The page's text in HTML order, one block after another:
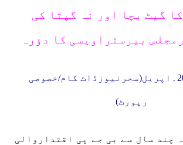
گیٹ بچا اور نہ گپتا کی
بیرسٹراویسی کا دؤرہ
نئی دہلی: 20۔اپریل(سحرنیوزڈاٹ کام/خصوصی
رپورٹ)
چند سال سے بی جے پی اقتداروالی